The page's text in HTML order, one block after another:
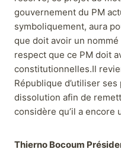
gouvernement du PM
symboliquement, aura
que doit avoir un
respect que ce PM doit
constitutionnelles.Il
République d’utiliser
dissolution afin de
considère qu’il a encore
Thierno Bocoum